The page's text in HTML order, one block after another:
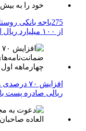
275باجه بانکی
از ۱۰۰ میلیارد ریال افزایش دادند
ریالی صادره پست